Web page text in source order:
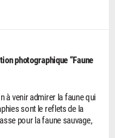
photographique “Faune
à venir admirer la faune qui
sont le reflets de la
pour la faune sauvage,